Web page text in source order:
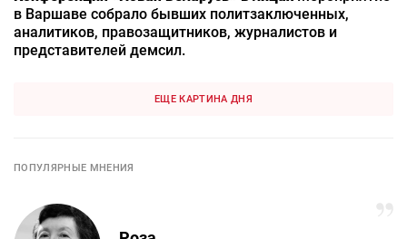
в Варшаве собрало бывших политзаключенных,
аналитиков, правозащитников, журналистов и
представителей демсил.
ЕЩЕ КАРТИНА ДНЯ
ПОПУЛЯРНЫЕ МНЕНИЯ